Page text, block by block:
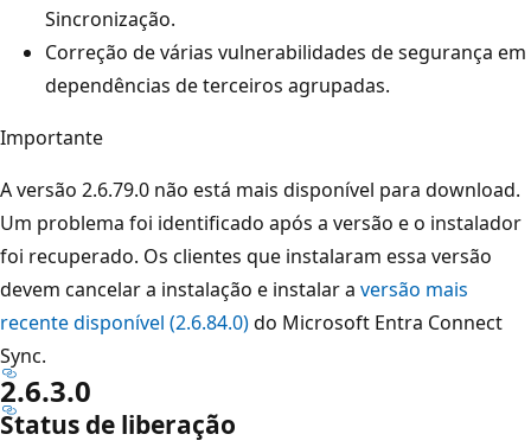
Sincronização.
Correção de várias vulnerabilidades de segurança em
dependências de terceiros agrupadas.
Importante
A versão 2.6.79.0 não está mais disponível para download.
Um problema foi identificado após a versão e o instalador
foi recuperado. Os clientes que instalaram essa versão
devem cancelar a instalação e instalar a versão mais
recente disponível (2.6.84.0)do Microsoft Entra Connect
Sync.
2.6.3.0
Status de liberação